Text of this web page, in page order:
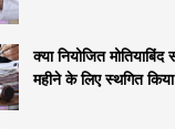
क्या नियोजित मोतियाबिंद
महीने के लिए स्थगित